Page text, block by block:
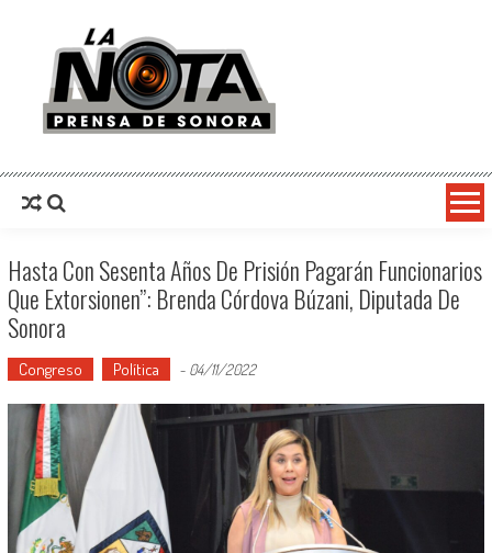
La Nota Prensa De Sonora
Hasta Con Sesenta Años De Prisión Pagarán Funcionarios
Que Extorsionen”: Brenda Córdova Búzani, Diputada De
Sonora
Congreso Política - 04/11/2022